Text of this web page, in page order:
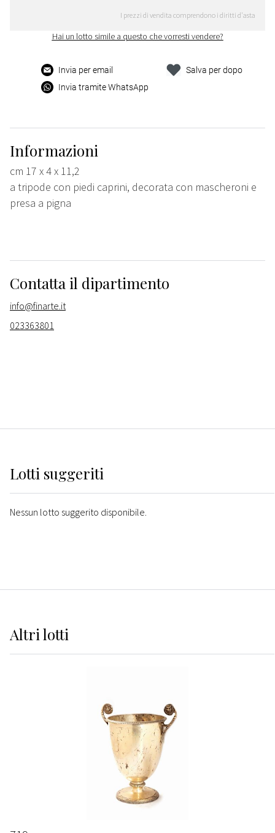
I prezzi di vendita comprendono i diritti d'asta
Hai un lotto simile a questo che vorresti vendere?
Invia per email
Invia tramite WhatsApp
Salva per dopo
Informazioni
cm 17 x 4 x 11,2
a tripode con piedi caprini, decorata con mascheroni e
presa a pigna
Contatta il dipartimento
info@finarte.it
023363801
Lotti suggeriti
Nessun lotto suggerito disponibile.
Altrilotti